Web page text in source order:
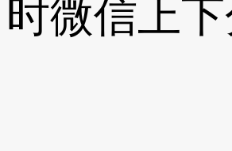
时微信上